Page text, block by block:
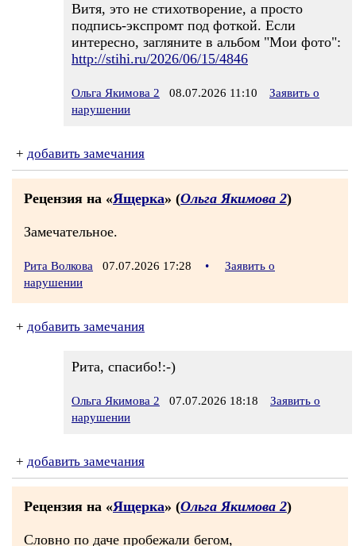
Витя, это не стихотворение, а просто
подпись-экспромт под фоткой. Если
интересно, загляните в альбом "Мои фото":
http://stihi.ru/2026/06/15/4846
Ольга Якимова 2 08.07.2026 11:10
Заявить о
нарушении
+ добавить замечания
Рецензия на «Ящерка» (Ольга Якимова 2)
Замечательное.
Рита Волкова 07.07.2026 17:28 •
Заявить о
нарушении
+ добавить замечания
Рита, спасибо!:-)
Ольга Якимова 2 07.07.2026 18:18
Заявить о
нарушении
+ добавить замечания
Рецензия на «Ящерка» (Ольга Якимова 2)
Словно по даче пробежали бегом,